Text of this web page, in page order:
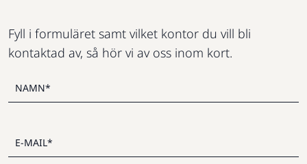
Fyll i formuläret samt vilket kontor du vill bli
kontaktad av, så hör vi av oss inom kort.